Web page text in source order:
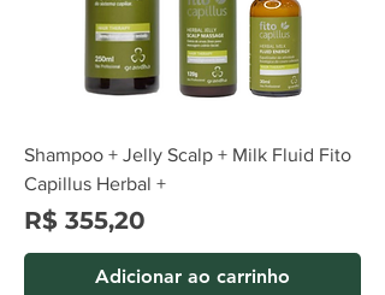
Shampoo + Jelly Scalp + Milk Fluid Fito
Capillus Herbal +
Preço
R$ 355,20
Adicionar ao carrinho